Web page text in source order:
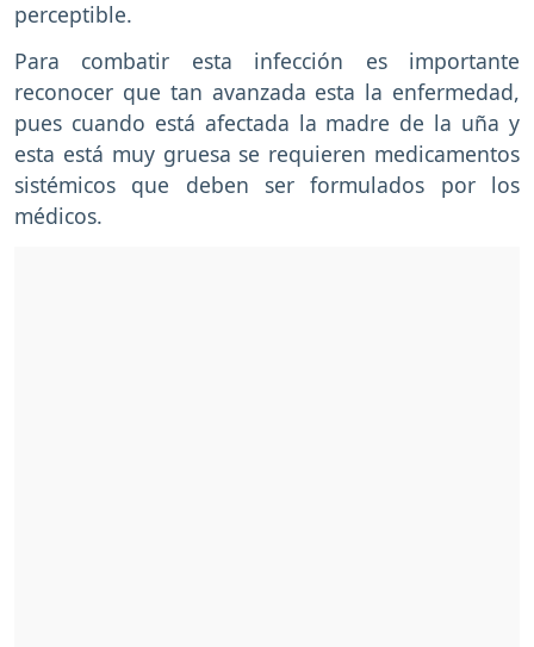
perceptible.
Para combatir esta infección es importante
reconocer que tan avanzada esta la enfermedad,
pues cuando está afectada la madre de la uña y
esta está muy gruesa se requieren medicamentos
sistémicos que deben ser formulados por los
médicos.